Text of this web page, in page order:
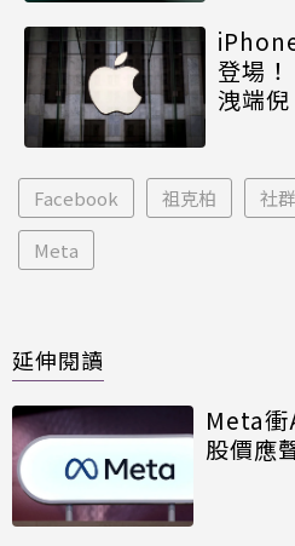
登場！
洩端倪
Facebook 祖克柏 社
Meta
延伸閱讀
Meta衝
股價應